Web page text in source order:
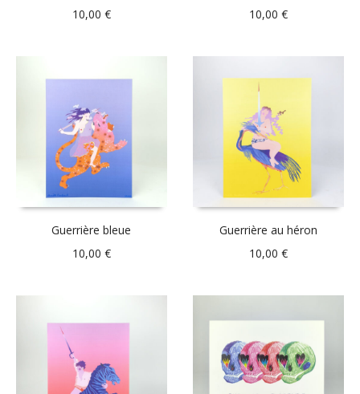
10,00 €
10,00€
Guerrière bleue
10,00 €
Guerrière au héron
10,00€